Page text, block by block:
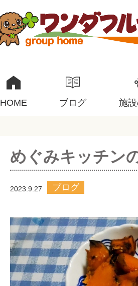
HOME ブログ 施
めぐみキッチン
2023.9.27 ブログ